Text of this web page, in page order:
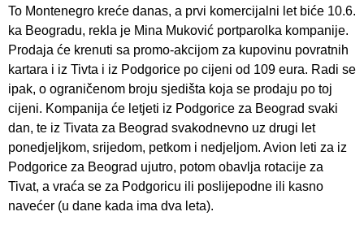
To Montenegro kreće danas, a prvi komercijalni let biće 10.6.
ka Beogradu, rekla je Mina Muković portparolka kompanije.
Prodaja će krenuti sa promo-akcijom za kupovinu povratnih
kartara i iz Tivta i iz Podgorice po cijeni od 109 eura. Radi se
ipak, o ograničenom broju sjedišta koja se prodaju po toj
cijeni. Kompanija će letjeti iz Podgorice za Beograd svaki
dan, te iz Tivata za Beograd svakodnevno uz drugi let
ponedjeljkom, srijedom, petkom i nedjeljom. Avion leti za iz
Podgorice za Beograd ujutro, potom obavlja rotacije za
Tivat, a vraća se za Podgoricu ili poslijepodne ili kasno
navećer (u dane kada ima dva leta).